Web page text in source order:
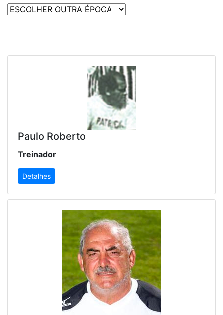
Paulo Roberto
Treinador
Detalhes